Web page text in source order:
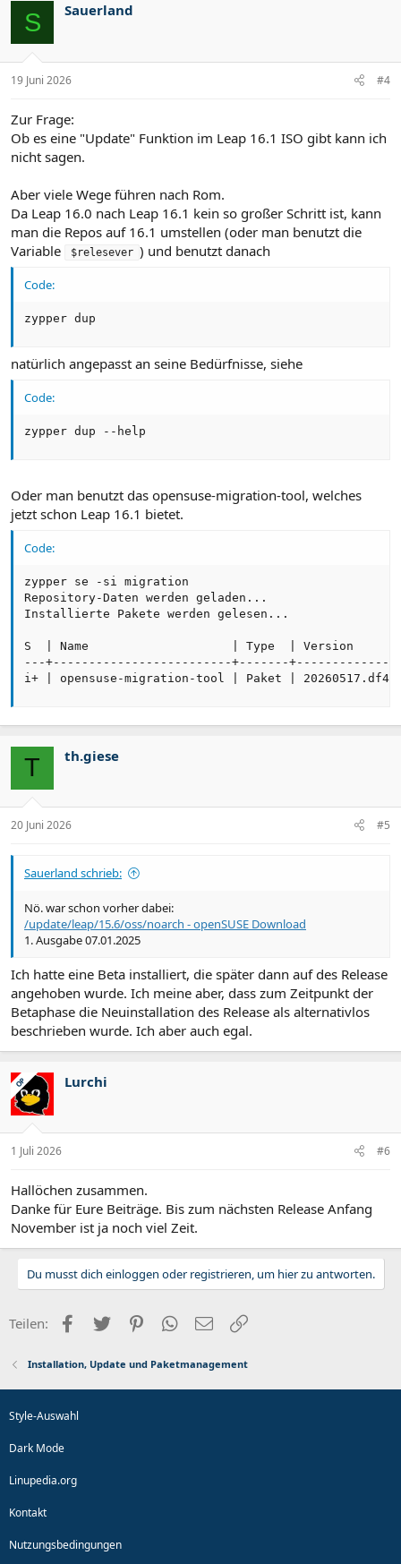
i
o
e
n
S Sauerland
19 Juni 2026 #4
Zur Frage:
Ob es eine "Update" Funktion im Leap 16.1 ISO gibt kann ich
nicht sagen.
Aber viele Wege führen nach Rom.
Da Leap 16.0 nach Leap 16.1 kein so großer Schritt ist, kann
man die Repos auf 16.1 umstellen (oder man benutzt die
Variable
$relesever ) und benutzt danach
Code:
zypper dup
natürlich angepasst an seine Bedürfnisse, siehe
Code:
zypper dup --help
Oder man benutzt das opensuse-migration-tool, welches
jetzt schon Leap 16.1 bietet.
Code:
zypper se -si migration
Repository-Daten werden geladen...
Installierte Pakete werden gelesen...
S  | Name                    | Type  | Version
---+-------------------------+-------
i+ | opensuse-migration-tool | Paket |
T th.giese
20 Juni 2026 #5
Sauerland schrieb:
Nö. war schon vorher dabei:
/update/leap/15.6/oss/noarch - openSUSE Download
1. Ausgabe 07.01.2025
Ich hatte eine Beta installiert, die später dann auf des Release
angehoben wurde. Ich meine aber, dass zum Zeitpunkt der
Betaphase die Neuinstallation des Release als alternativlos
beschrieben wurde. Ich aber auch egal.
OP Lurchi
1 Juli 2026 #6
Hallöchen zusammen.
Danke für Eure Beiträge. Bis zum nächsten Release Anfang
November ist ja noch viel Zeit.
Du musst dich einloggen oder registrieren, um hier zu antworten.
Teilen: Facebook
Twitter PinterestWhatsApp
E-Mail
Installation, Update und Paketmanagement
Style-Auswahl
Dark Mode
Linupedia.org
Kontakt
Nutzungsbedingungen